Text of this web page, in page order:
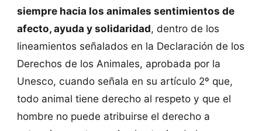
siempre hacia los animales sentimientos de
afecto, ayuda y solidaridad, dentro de los
lineamientos señalados en la Declaración de los
Derechos de los Animales, aprobada por la
Unesco, cuando señala en su artículo 2º que,
todo animal tiene derecho al respeto y que el
hombre no puede atribuirse el derecho a